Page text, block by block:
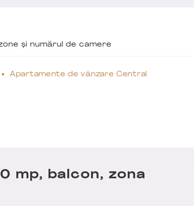
și numărul de camere
Apartamente de vânzare Central
mp, balcon, zona